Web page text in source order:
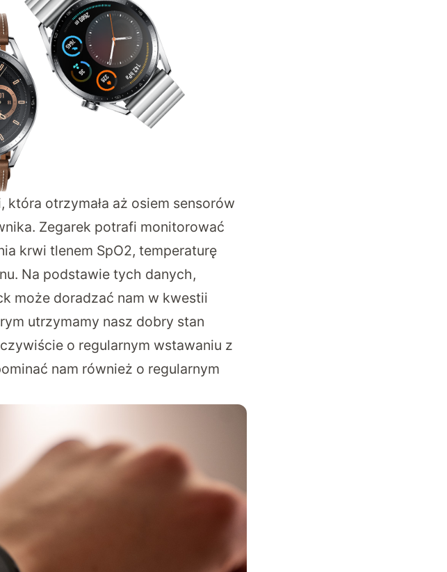
otrzymała aż osiem sensorów
Zegarek potrafi monitorować
krwi tlenem SpO2, temperaturę
Na podstawie tych danych,
może doradzać nam w kwestii
utrzymamy nasz dobry stan
o regularnym wstawaniu z
nam również o regularnym